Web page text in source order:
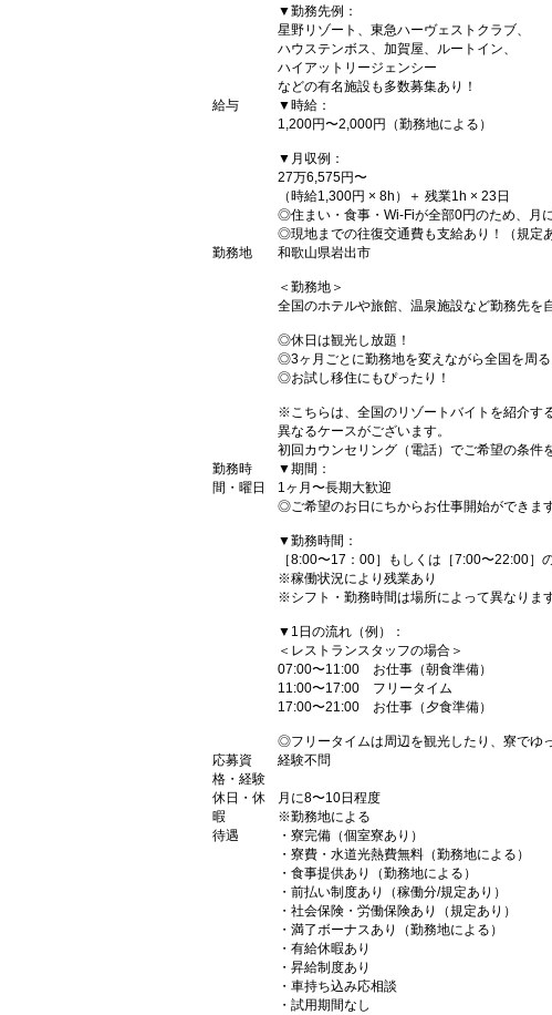
▼勤務先例：
星野リゾート、東急ハーヴェストクラブ、
ハウステンボス、加賀屋、ルートイン、
ハイアットリージェンシー
などの有名施設も多数募集あり！
給与
▼時給：
1,200円〜2,000円（勤務地による）
▼月収例：
27万6,575円〜
（時給1,300円 × 8h）＋ 残業1h × 23日
◎住まい・食事・Wi-Fiが全部0円のため、月
◎現地までの往復交通費も支給あり！（規定あ
勤務地
和歌山県岩出市
＜勤務地＞
全国のホテルや旅館、温泉施設など勤務先を
◎休日は観光し放題！
◎3ヶ月ごとに勤務地を変えながら全国を周る
◎お試し移住にもぴったり！
※こちらは、全国のリゾートバイトを紹介す
異なるケースがございます。
初回カウンセリング（電話）でご希望の条件
勤務時
間・曜日
▼期間：
1ヶ月〜長期大歓迎
◎ご希望のお日にちからお仕事開始ができま
▼勤務時間：
［8:00〜17：00］もしくは［7:00〜22:00］
※稼働状況により残業あり
※シフト・勤務時間は場所によって異なりま
▼1日の流れ（例）：
＜レストランスタッフの場合＞
07:00〜11:00 お仕事（朝食準備）
11:00〜17:00 フリータイム
17:00〜21:00 お仕事（夕食準備）
◎フリータイムは周辺を観光したり、寮でゆ
応募資
格・経験
経験不問
休日・休
暇
月に8〜10日程度
※勤務地による
待遇
・寮完備（個室寮あり）
・寮費・水道光熱費無料（勤務地による）
・食事提供あり（勤務地による）
・前払い制度あり（稼働分/規定あり）
・社会保険・労働保険あり（規定あり）
・満了ボーナスあり（勤務地による）
・有給休暇あり
・昇給制度あり
・車持ち込み応相談
・試用期間なし